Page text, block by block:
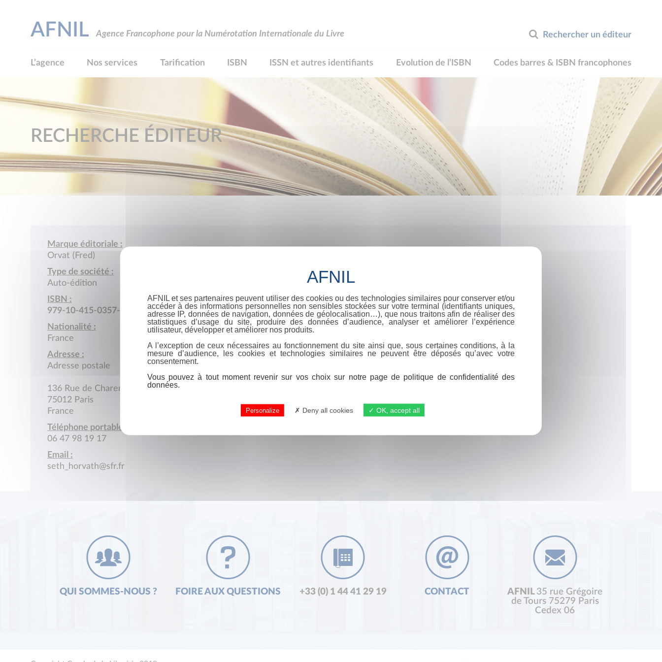
Rechercher un éditeur
AFNIL Agence Francophone pour la Numérotation Internationale du Livre
L’agence Nos services Tarification ISBN ISSN et autres identifiants Evolution de l’ISBN Codes barres & ISBN francophones
RECHERCHE ÉDITEUR
Marque éditoriale :
Orvat (Fred)
Type de société :
Auto-édition
ISBN :
979-10-415-0357-5
Nationalité :
France
Adresse :
Adresse postale
136 Rue de Charenton
75012 Paris
France
Téléphone portable :
06 47 98 19 17
Email :
seth_horvath@sfr.fr
QUI SOMMES-NOUS ? FOIRE AUX QUESTIONS +33 (0) 1 44 41 29 19 CONTACT AFNIL 35 rue Grégoire
de Tours 75279 Paris
Cedex 06
AFNIL et ses partenaires peuvent utiliser des cookies ou des technologies similaires pour conserver et/ou
accéder à des informations personnelles non sensibles stockées sur votre terminal (identifiants uniques,
adresse IP, données de navigation, données de géolocalisation…), que nous traitons afin de réaliser des
statistiques d’usage du site, produire des données d’audience, analyser et améliorer l’expérience
utilisateur, développer et améliorer nos produits.
A l’exception de ceux nécessaires au fonctionnement du site ainsi que, sous certaines conditions, à la
mesure d’audience, les cookies et technologies similaires ne peuvent être déposés qu’avec votre
consentement.
Vous pouvez à tout moment revenir sur vos choix sur notre page de politique de confidentialité des
données.
Personalize Deny all cookies OK, accept all